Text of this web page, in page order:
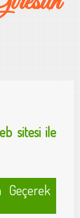
sitesi ile
Geçerek